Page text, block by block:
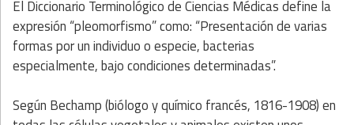
El Diccionario Terminológico de Ciencias Médicas define la
expresión “pleomorfismo” como: “Presentación de varias
formas por un individuo o especie, bacterias
especialmente, bajo condiciones determinadas”.
Según Bechamp (biólogo y químico francés, 1816-1908) en